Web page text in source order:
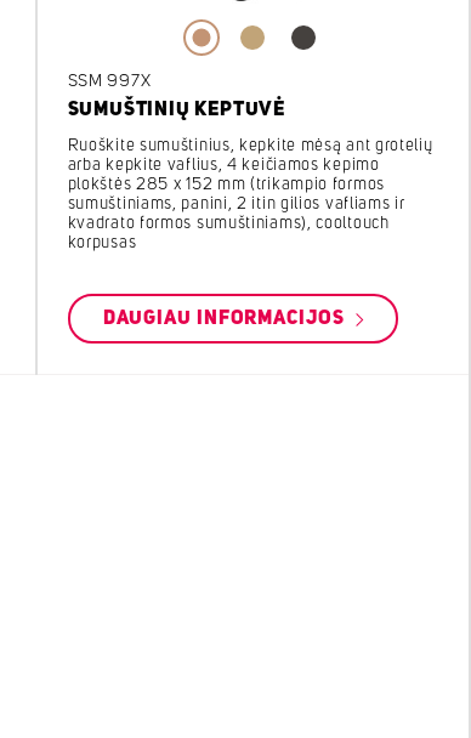
SSM 997X
SUMUŠTINIŲ KEPTUVĖ
Ruoškite sumuštinius, kepkite mėsą ant grotelių
arba kepkite vaflius, 4 keičiamos kepimo
plokštės 285 x 152 mm (trikampio formos
sumuštiniams, panini, 2 itin gilios vafliams ir
kvadrato formos sumuštiniams), cooltouch
korpusas
DAUGIAU INFORMACIJOS